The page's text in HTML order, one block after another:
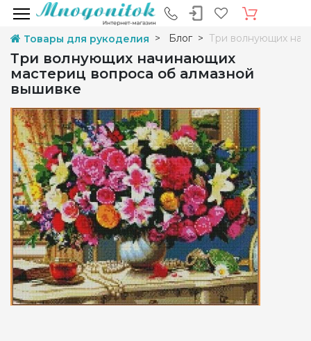
Товары для рукоделия Блог Три волнующих
Три волнующих начинающих
мастериц вопроса об алмазной
вышивке